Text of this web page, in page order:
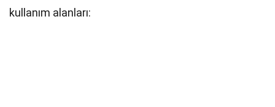
kullanım alanları: